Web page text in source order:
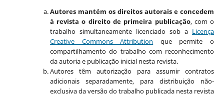
Autores mantém os direitos autorais e concedem
à revista o direito de primeira publicação, com o
trabalho simultaneamente licenciado sob a Licença
Creative Commons Attribution que permite o
compartilhamento do trabalho com reconhecimento
da autoria e publicação inicial nesta revista.
Autores têm autorização para assumir contratos
adicionais separadamente, para distribuição não-
exclusiva da versão do trabalho publicada nesta revista